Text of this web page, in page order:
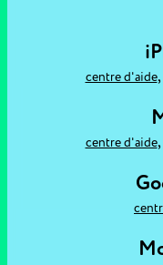
centre d'aide,
centre d'aide,